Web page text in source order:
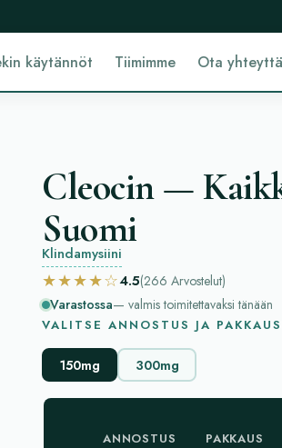
käytännöt Tiimimme Ota yhteyttä
Cleocin —
Suomi
Klindamysiini
★★★★☆4.5(266 Arvostelut)
Varastossa— valmis toimitettavaksi tänään
VALITSE ANNOSTUS JA
150mg 300mg
ANNOSTUS PAKKAUS